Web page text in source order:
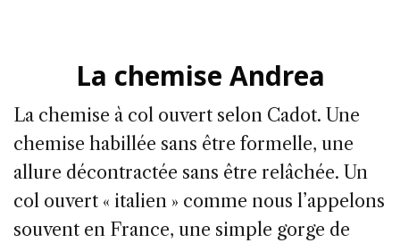
La chemise Andrea
La chemise à col ouvert selon Cadot. Une
chemise habillée sans être formelle, une
allure décontractée sans être relâchée. Un
col ouvert « italien » comme nous l’appelons
souvent en France, une simple gorge de